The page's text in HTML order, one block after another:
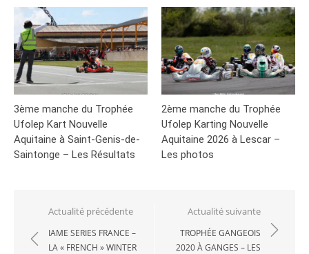
3ème manche du Trophée
Ufolep Kart Nouvelle
Aquitaine à Saint-Genis-de-
Saintonge – Les Résultats
2ème manche du Trophée
Ufolep Karting Nouvelle
Aquitaine 2026 à Lescar –
Les photos
Navigation
de
Actualité précédente
IAME SERIES FRANCE –
LA « FRENCH » WINTER
Actualité suivante
TROPHÉE GANGEOIS
2020 À GANGES – LES